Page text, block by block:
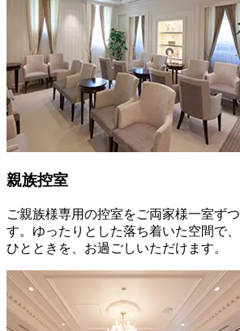
親族控室
ご親族様専用の控室をご両家様一室ず
す。ゆったりとした落ち着いた空間で
ひとときを、お過ごしいただけます。